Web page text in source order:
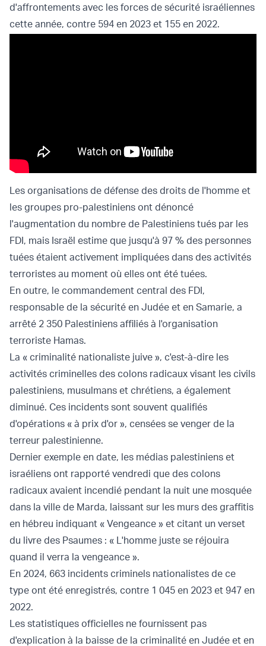
d'affrontements avec les forces de sécurité israéliennes
cette année, contre 594 en 2023 et 155 en 2022.
Les organisations de défense des droits de l'homme et
les groupes pro-palestiniens ont dénoncé
l'augmentation du nombre de Palestiniens tués par les
FDI, mais Israël estime que jusqu'à 97 % des personnes
tuées étaient activement impliquées dans des activités
terroristes au moment où elles ont été tuées.
En outre, le commandement central des FDI,
responsable de la sécurité en Judée et en Samarie, a
arrêté 2 350 Palestiniens affiliés à l'organisation
terroriste Hamas.
La « criminalité nationaliste juive », c'est-à-dire les
activités criminelles des colons radicaux visant les civils
palestiniens, musulmans et chrétiens, a également
diminué. Ces incidents sont souvent qualifiés
d'opérations « à prix d'or », censées se venger de la
terreur palestinienne.
Dernier exemple en date, les médias palestiniens et
israéliens ont rapporté vendredi que des colons
radicaux avaient incendié pendant la nuit une mosquée
dans la ville de Marda, laissant sur les murs des graffitis
en hébreu indiquant « Vengeance » et citant un verset
du livre des Psaumes : « L'homme juste se réjouira
quand il verra la vengeance ».
En 2024, 663 incidents criminels nationalistes de ce
type ont été enregistrés, contre 1 045 en 2023 et 947 en
2022.
Les statistiques officielles ne fournissent pas
d'explication à la baisse de la criminalité en Judée et en